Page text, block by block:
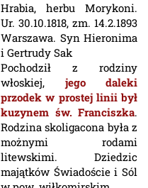
Hrabia, herbu Morykoni.
Ur. 30.10.1818, zm. 14.2.1893
Warszawa. Syn Hieronima
i Gertrudy Sak
Pochodził z rodziny
włoskiej, jego daleki
przodek w prostej linii był
kuzynem św. Franciszka.
Rodzina skoligacona była z
możnymi rodami
litewskimi. Dziedzic
majątków Świadoście i Sól